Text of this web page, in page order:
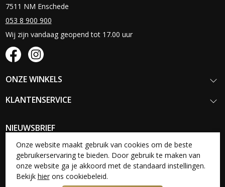
7511 NM Enschede
053 8 900 900
Wij zijn vandaag geopend tot 17.00 uur
ONZE WINKELS
KLANTENSERVICE
NIEUWSBRIEF
Schrijf je in voor onze nieuwsbrief en blijf op de hoogte van onze
nieuwste collecties, acties en aanbiedingen.
Aanmelden
Onze website maakt gebruik van cookies om de beste
gebruikerservaring te bieden. Door gebruik te maken van
onze website ga je akkoord met de standaard instellingen.
Bekijk hierons cookiebeleid.